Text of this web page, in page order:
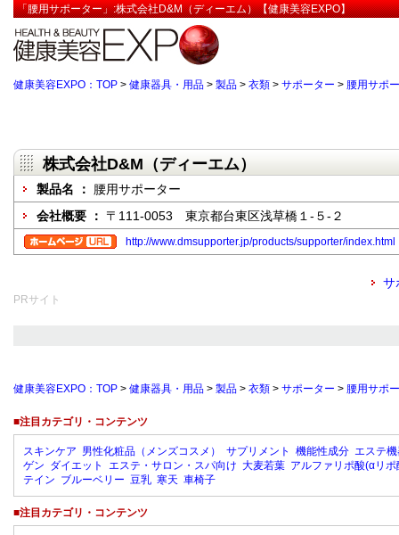
「腰用サポーター」:株式会社D&M（ディーエム）【健康美容EXPO】
健康美容EXPO：TOP > 健康器具・用品 > 製品 > 衣類 > サポーター > 腰用サポ
株式会社D&M（ディーエム）
製品名 ： 腰用サポーター
会社概要 ： 〒111-0053 東京都台東区浅草橋１-５-２
http://www.dmsupporter.jp/products/supporter/index.html
サ
PRサイト
健康美容EXPO：TOP > 健康器具・用品 > 製品 > 衣類 > サポーター > 腰用サポ
■注目カテゴリ・コンテンツ
スキンケア 男性化粧品（メンズコスメ） サプリメント 機能性成分 エステ
ゲン ダイエット エステ・サロン・スパ向け 大麦若葉 アルファリポ酸(αリポ
テイン ブルーベリー 豆乳 寒天 車椅子
■注目カテゴリ・コンテンツ